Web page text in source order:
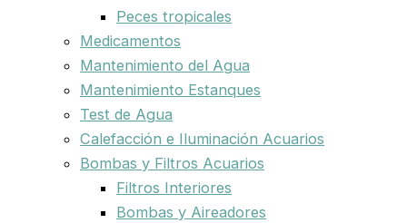
Peces tropicales
Medicamentos
Mantenimiento del Agua
Mantenimiento Estanques
Test de Agua
Calefacción e Iluminación Acuarios
Bombas y Filtros Acuarios
Filtros Interiores
Bombas y Aireadores